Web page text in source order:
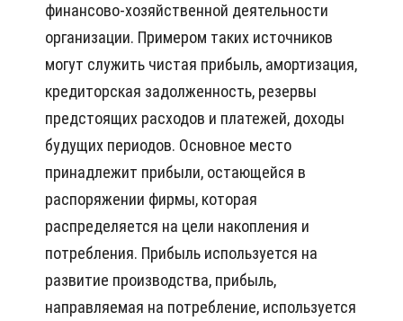
финансово-хозяйственной деятельности
организации. Примером таких источников
могут служить чистая прибыль, амортизация,
кредиторская задолженность, резервы
предстоящих расходов и платежей, доходы
будущих периодов. Основное место
принадлежит прибыли, остающейся в
распоряжении фирмы, которая
распределяется на цели накопления и
потребления. Прибыль используется на
развитие производства, прибыль,
направляемая на потребление, используется